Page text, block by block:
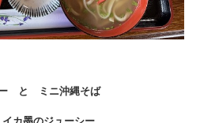
と ミニ沖縄そば